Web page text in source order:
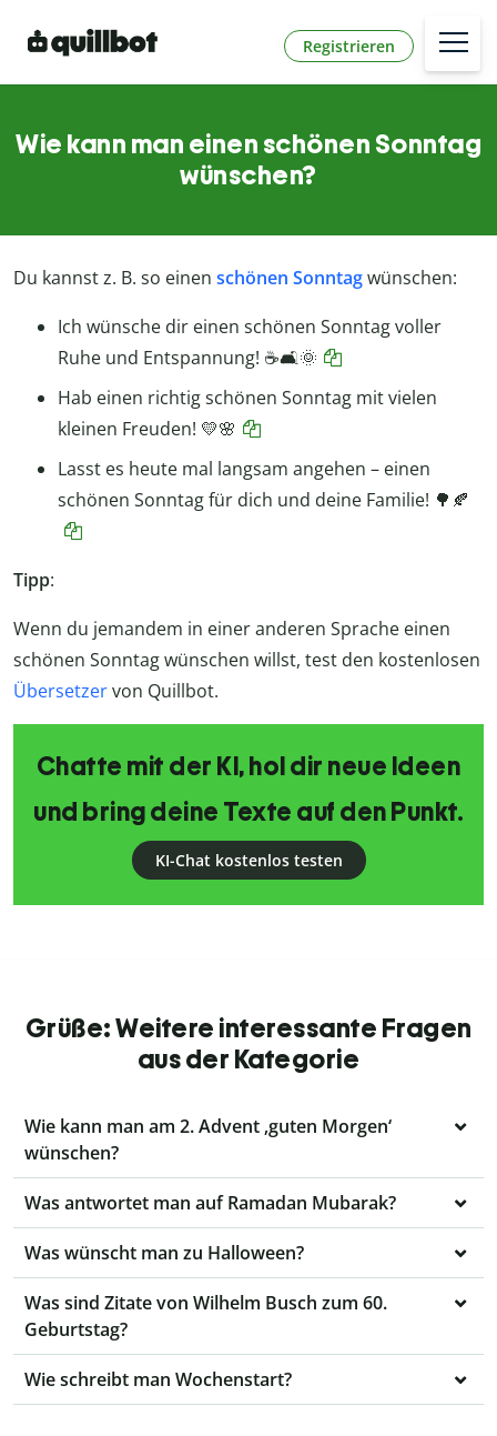
Registrieren
Wie kann man einen schönen Sonntag
wünschen?
Du kannst z. B. so einen schönen Sonntagwünschen:
Ich wünsche dir einen schönen Sonntag voller
Ruhe und Entspannung! ☕🛋️🌞
Hab einen richtig schönen Sonntag mit vielen
kleinen Freuden! 💛🌸
Lasst es heute mal langsam angehen – einen
schönen Sonntag für dich und deine Familie! 🌳🍂
Tipp:
Wenn du jemandem in einer anderen Sprache einen
schönen Sonntag wünschen willst, test den kostenlosen
Übersetzervon Quillbot.
Chatte mit der KI, hol dir neue Ideen
und bring deine Texte auf den Punkt.
KI-Chat kostenlos testen
Grüße: Weitere interessante Fragen
aus der Kategorie
Wie kann man am 2. Advent ‚guten Morgen‘
wünschen?
Was antwortet man auf Ramadan Mubarak?
Was wünscht man zu Halloween?
Was sind Zitate von Wilhelm Busch zum 60.
Geburtstag?
Wie schreibt man Wochenstart?